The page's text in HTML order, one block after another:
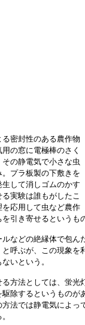
密封性のある農作物
の窓に電極棒のさく
の静電気で小さな虫
プラ板製の下敷きを
して消しゴムのかす
実験は誰もがしたこ
応用して虫など農作
引き寄せるというも
などの絶縁体で包ん
呼ぶが、この現象を
いという。
方法としては、蛍光
除するというものが
法では静電気によっ